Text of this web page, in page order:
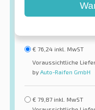
€ 76,24 inkl. MwST
Voraussichtliche
by Auto-Raifen GmbH
€ 79,87 inkl. MwST